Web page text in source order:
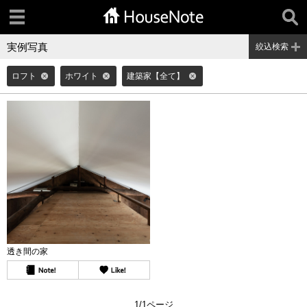
実例写真 絞込検索
ロフト ホワイト 建築家【全て】
透き間の家
1/1ページ